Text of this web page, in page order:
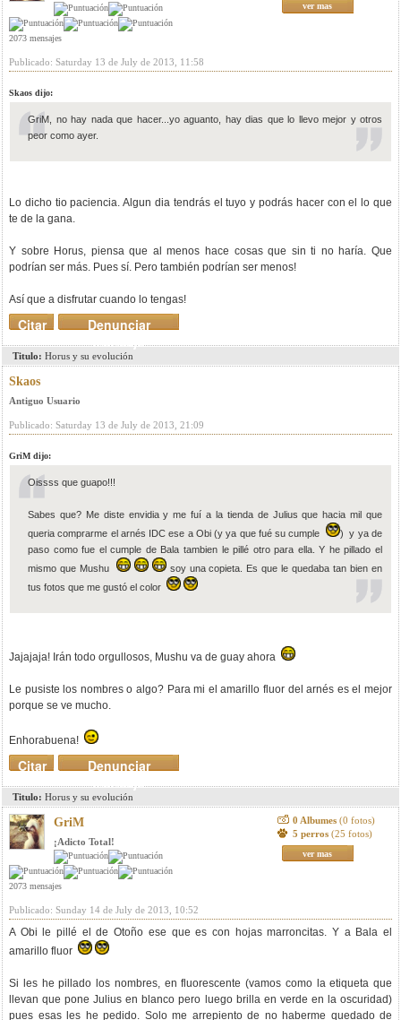
2073 mensajes
ver mas
Publicado: Saturday 13 de July de 2013, 11:58
Skaos dijo:
GriM, no hay nada que hacer...yo aguanto, hay dias que lo llevo mejor y otros
peor como ayer.
Lo dicho tio paciencia. Algun dia tendrás el tuyo y podrás hacer con el lo que
te de la gana.
Y sobre Horus, piensa que al menos hace cosas que sin ti no haría. Que
podrían ser más. Pues sí. Pero también podrían ser menos!
Así que a disfrutar cuando lo tengas!
Denunciar
mensaje
Citar
Titulo: Horus y su evolución
Skaos
Antiguo Usuario
Publicado: Saturday 13 de July de 2013, 21:09
GriM dijo:
Oissss que guapo!!!
Sabes que? Me diste envidia y me fuí a la tienda de Julius que hacia mil que
queria comprarme el arnés IDC ese a Obi (y ya que fué su cumple
) y ya de
paso como fue el cumple de Bala tambien le pillé otro para ella. Y he pillado el
mismo que Mushu
soy una copieta. Es que le quedaba tan bien en
tus fotos que me gustó el color
Jajajaja! Irán todo orgullosos, Mushu va de guay ahora
Le pusiste los nombres o algo? Para mi el amarillo fluor del arnés es el mejor
porque se ve mucho.
Enhorabuena!
Denunciar
mensaje
Citar
Titulo: Horus y su evolución
GriM
¡Adicto Total!
2073 mensajes
0 Albumes (0 fotos)
5 perros (25 fotos)
ver mas
Publicado: Sunday 14 de July de 2013, 10:52
A Obi le pillé el de Otoño ese que es con hojas marroncitas. Y a Bala el
amarillo fluor
Si les he pillado los nombres, en fluorescente (vamos como la etiqueta que
llevan que pone Julius en blanco pero luego brilla en verde en la oscuridad)
pues esas les he pedido. Solo me arrepiento de no haberme quedado de